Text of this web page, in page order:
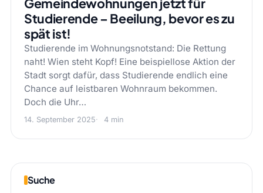
Gemeindewohnungen jetzt für
Studierende – Beeilung, bevor es zu
spät ist!
Studierende im Wohnungsnotstand: Die Rettung
naht! Wien steht Kopf! Eine beispiellose Aktion der
Stadt sorgt dafür, dass Studierende endlich eine
Chance auf leistbaren Wohnraum bekommen.
Doch die Uhr…
14. September 2025 4 min
Suche